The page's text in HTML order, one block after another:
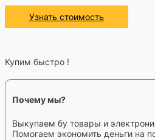
Узнать стоимость
Купим быстро !
Почему мы?
Выкупаем бу товары и
Помогаем экономить деньги на